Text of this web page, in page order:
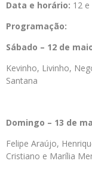
Data e horário: 12
Programação:
Sábado – 12 de
Kevinho, Livinho,
Santana
Domingo – 13 de
Felipe Araújo,
Cristiano e Marília